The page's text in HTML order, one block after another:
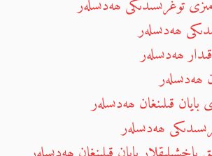
ھەدىسلەر
ھەدىسلەر
ھەدىسلەر
قىلىنغان ھەدىسلەر
ھەدىسلەر